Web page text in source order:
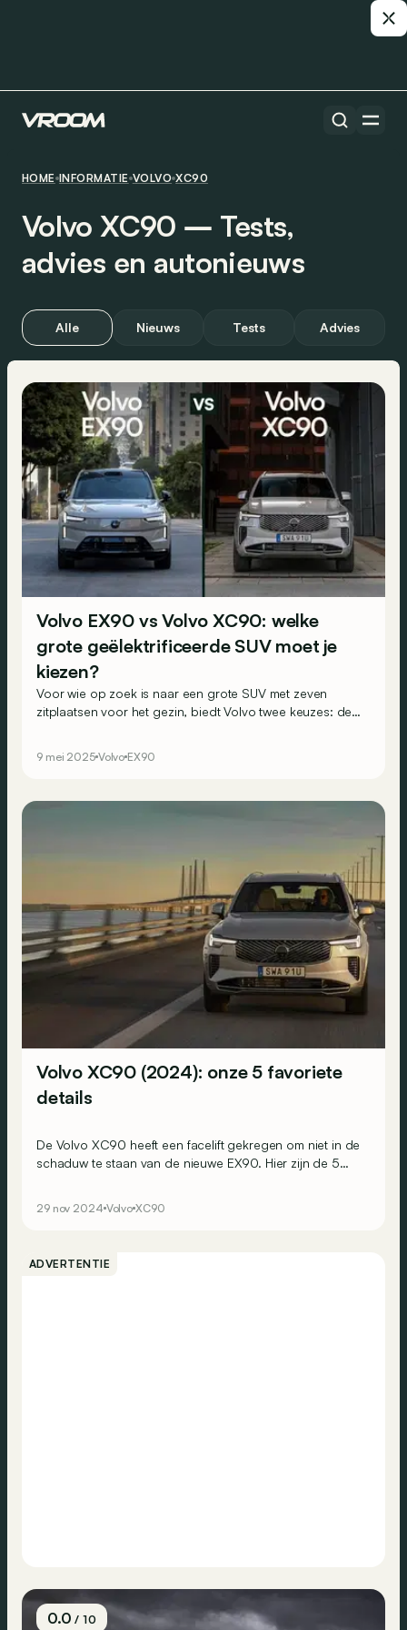
HOME INFORMATIE VOLVO XC90
Volvo XC90 ― Tests,
advies en autonieuws
Alle Nieuws Tests Advies
Volvo EX90 vs Volvo XC90: welke
grote geëlektrificeerde SUV moet je
kiezen?
Voor wie op zoek is naar een grote SUV met zeven
zitplaatsen voor het gezin, biedt Volvo twee keuzes: de
aandrijflijn opnieuw fiscaal interessant wordt.
9 mei 2025 Volvo EX90
Volvo XC90 (2024): onze 5 favoriete
details
De Volvo XC90 heeft een facelift gekregen om niet in de
schaduw te staan van de nieuwe EX90. Hier zijn de 5
29 nov 2024 Volvo XC90
ADVERTENTIE
0.0/ 10